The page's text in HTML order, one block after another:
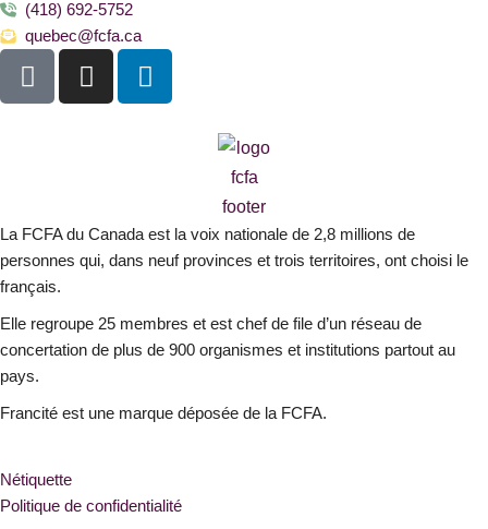
(418) 692-5752
quebec@fcfa.ca
F
a
o
k
-
s
q
u
a
r
I
n
r
a
m
L
i
i
n
La FCFA du Canada est la voix nationale de 2,8 millions de
personnes qui, dans neuf provinces et trois territoires, ont choisi le
français.
Elle regroupe 25 membres et est chef de file d’un réseau de
concertation de plus de 900 organismes et institutions partout au
pays.
Francité est une marque déposée de la FCFA.
Nétiquette
Politique de confidentialité